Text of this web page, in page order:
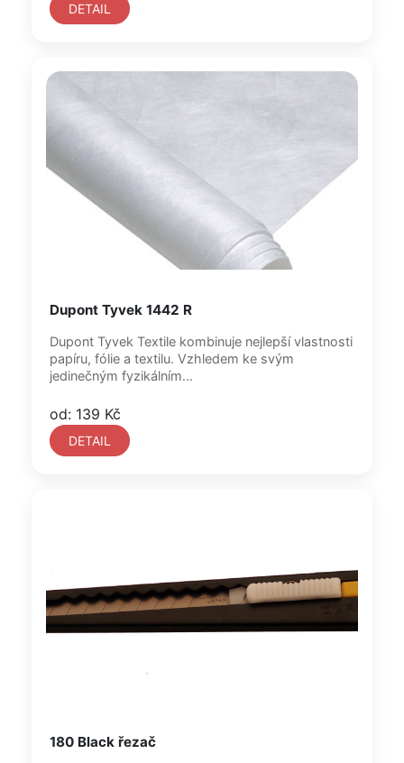
DETAIL
Dupont Tyvek 1442 R
Dupont Tyvek Textile kombinuje nejlepší vlastnosti
papíru, fólie a textilu. Vzhledem ke svým
jedinečným fyzikálním...
od: 139 Kč
DETAIL
180 Black řezač